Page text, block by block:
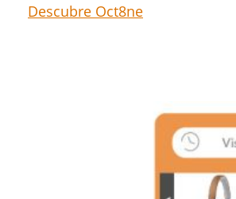
Descubre Oct8ne